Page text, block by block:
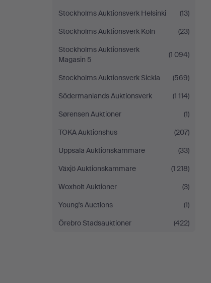
Stockholms Auktionsverk Helsinki
(13)
Stockholms Auktionsverk Köln
(23)
Stockholms Auktionsverk
Magasin 5
(1 094)
Stockholms Auktionsverk Sickla
(569)
Södermanlands Auktionsverk
(1 114)
Sørensen Auktioner
(1)
TOKA Auktionshus
(207)
Uppsala Auktionskammare
(33)
Växjö Auktionskammare
(1 218)
Woxholt Auktioner
(3)
Young's Auctions
(1)
Örebro Stadsauktioner
(422)